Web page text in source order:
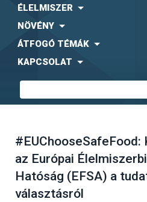
ÉLELMISZER
NÖVÉNY
ÁTFOGÓ TÉMÁK
KAPCSOLAT
#EUChooseSafeFood:
az Európai
Hatóság (EFSA) a
választásról